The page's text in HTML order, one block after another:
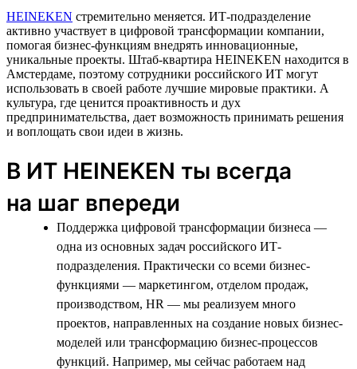
HEINEKEN стремительно меняется. ИТ-подразделение
активно участвует в цифровой трансформации компании,
помогая бизнес-функциям внедрять инновационные,
уникальные проекты. Штаб-квартира HEINEKEN находится в
Амстердаме, поэтому сотрудники российского ИТ могут
использовать в своей работе лучшие мировые практики. А
культура, где ценится проактивность и дух
предпринимательства, дает возможность принимать решения
и воплощать свои идеи в жизнь.
В ИТ HEINEKEN ты всегда
на шаг впереди
Поддержка цифровой трансформации бизнеса —
одна из основных задач российского ИТ-
подразделения. Практически со всеми бизнес-
функциями — маркетингом, отделом продаж,
производством, HR — мы реализуем много
проектов, направленных на создание новых бизнес-
моделей или трансформацию бизнес-процессов
функций. Например, мы сейчас работаем над